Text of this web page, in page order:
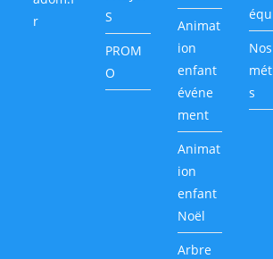
r
S
PROM
O
Animat
ion
enfant
événe
ment
Animat
ion
enfant
Noël
Arbre
Nos
s